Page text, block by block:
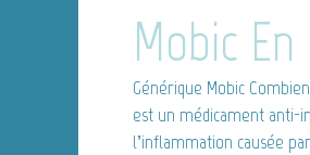
Mobic
Générique Mobic
est un médicament anti-
l’inflammation causée